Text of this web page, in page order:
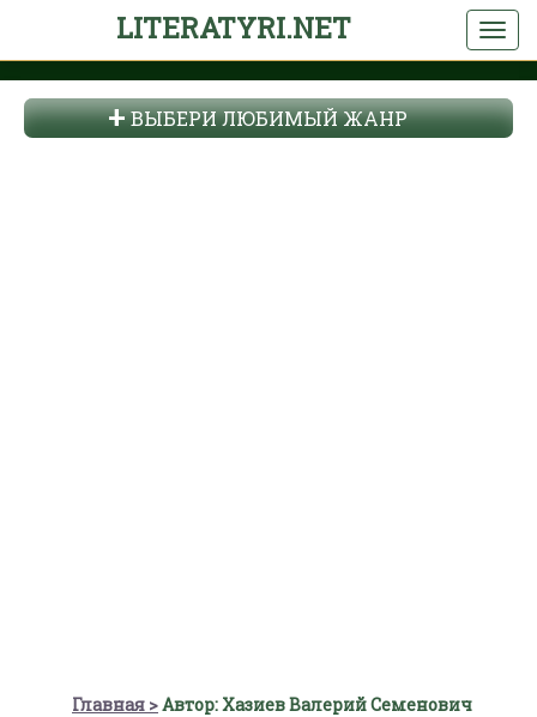
LITERATYRI.NET
ВЫБЕРИ ЛЮБИМЫЙ ЖАНР
Главная Автор: Хазиев Валерий Семенович